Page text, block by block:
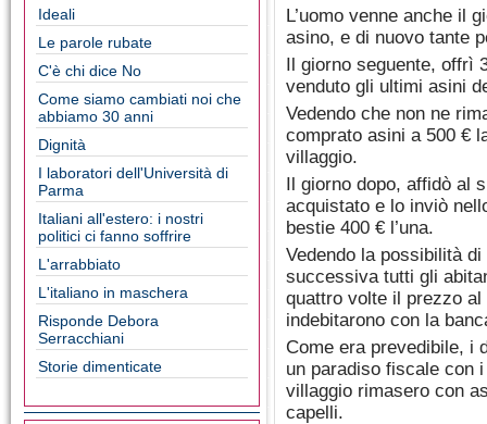
Ideali
Le parole rubate
C'è chi dice No
Come siamo cambiati noi che
abbiamo 30 anni
Dignità
I laboratori dell'Università di
Parma
Italiani all'estero: i nostri
politici ci fanno soffrire
L'arrabbiato
L'italiano in maschera
Risponde Debora
Serracchiani
Storie dimenticate
L’uomo venne anche il
asino, e di nuovo tante
Il giorno seguente, offrì
venduto gli ultimi asini
Vedendo che non ne
comprato asini a 500 €
villaggio.
Il giorno dopo, affidò al
acquistato e lo inviò
bestie 400 € l’una.
Vedendo la possibilità
successiva tutti gli
quattro volte il prezzo
indebitarono con la
Come era prevedibile, i
un paradiso fiscale con
villaggio rimasero con
capelli.